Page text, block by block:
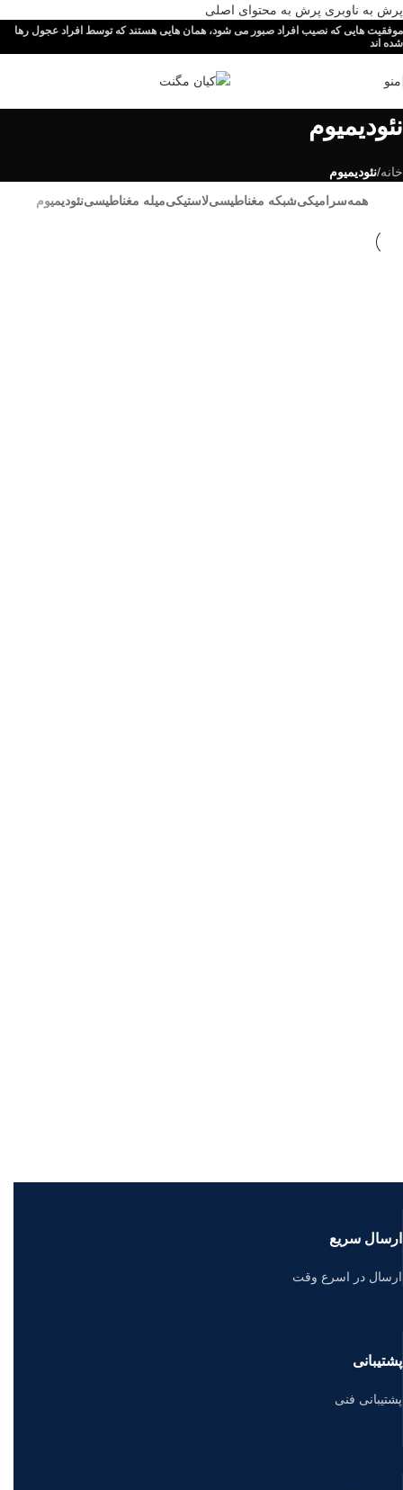
پرش به ناوبری پرش به محتوای اصلی
موفقیت هایی که نصیب افراد صبور می شود، همان هایی هستند که توسط افراد عجول رها
شده اند
منو
نئودیمیوم
خانه/نئودیمیوم
همهسرامیکیشبکه مغناطیسیلاستیکیمیله مغناطیسینئودیمیوم
ارسال سریع
ارسال در اسرع وقت
پشتیبانی
پشتیبانی فنی